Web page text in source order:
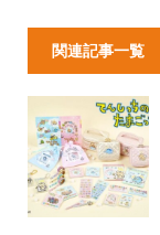
関連記事一覧